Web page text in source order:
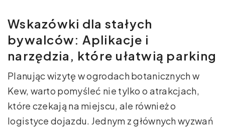
Wskazówki dla stałych
bywalców: Aplikacje i
narzędzia, które ułatwią parking
Planując wizytę w ogrodach botanicznych w
Kew, warto pomyśleć nie tylko o atrakcjach,
które czekają na miejscu, ale również o
logistyce dojazdu. Jednym z głównych wyzwań